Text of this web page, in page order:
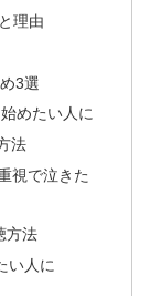
理由
3選
めたい人に
法
視で泣きた
方法
い人に